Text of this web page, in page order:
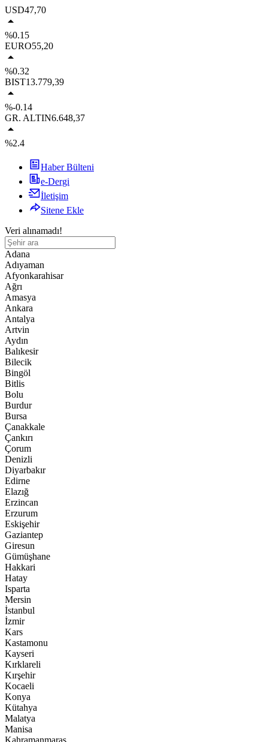
USD47,70
%0.15
EURO55,20
%0.32
BIST13.779,39
%-0.14
GR. ALTIN6.648,37
%2.4
Haber Bülteni
e-Dergi
İletişim
Sitene Ekle
Veri alınamadı!
Adana
Adıyaman
Afyonkarahisar
Ağrı
Amasya
Ankara
Antalya
Artvin
Aydın
Balıkesir
Bilecik
Bingöl
Bitlis
Bolu
Burdur
Bursa
Çanakkale
Çankırı
Çorum
Denizli
Diyarbakır
Edirne
Elazığ
Erzincan
Erzurum
Eskişehir
Gaziantep
Giresun
Gümüşhane
Hakkari
Hatay
Isparta
Mersin
İstanbul
İzmir
Kars
Kastamonu
Kayseri
Kırklareli
Kırşehir
Kocaeli
Konya
Kütahya
Malatya
Manisa
Kahramanmaraş